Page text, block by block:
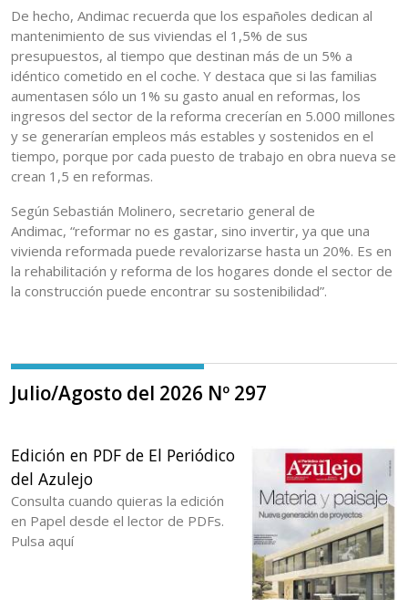
De hecho, Andimac recuerda que los españoles dedican al
mantenimiento de sus viviendas el 1,5% de sus
presupuestos, al tiempo que destinan más de un 5% a
idéntico cometido en el coche. Y destaca que si las familias
aumentasen sólo un 1% su gasto anual en reformas, los
ingresos del sector de la reforma crecerían en 5.000 millones
y se generarían empleos más estables y sostenidos en el
tiempo, porque por cada puesto de trabajo en obra nueva se
crean 1,5 en reformas.
Según Sebastián Molinero, secretario general de
Andimac, “reformar no es gastar, sino invertir, ya que una
vivienda reformada puede revalorizarse hasta un 20%. Es en
la rehabilitación y reforma de los hogares donde el sector de
la construcción puede encontrar su sostenibilidad”.
Julio/Agosto del 2026 Nº 297
Edición en PDF de El Periódico
del Azulejo
Consulta cuando quieras la edición
en Papel desde el lector de PDFs.
Pulsa aquí